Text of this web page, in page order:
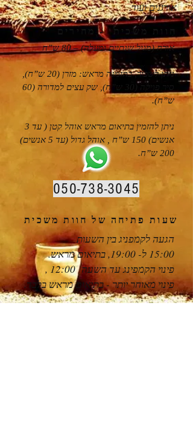
050-738-3045
שעות פתיחה של חוות משכית
הגעה לקמפניג בין השעות
15:00 ל- 19:00, בתיאום מראש.
פינוי הקמפינג עד השעה 12:00 ,
פינוי מאוחר יותר - בתיאום מראש בלבד.
אורגנים ועוד.
חוות משכית - מחירים
אורח (מגיל שנתיים ומעלה) – 80 ש”ח
ניתן לשכור, בהזמנה מראש: מזרן (20 ש”ח),
סיר פויקה (30 ש”ח), שק עצים למדורה (60
ש”ח).
ניתן להזמין בתיאום מראש אוהל קטן ( עד 3
אנשים) 150 ש”ח , אוהל גדול (עד 5 אנשים)
200 ש”ח.